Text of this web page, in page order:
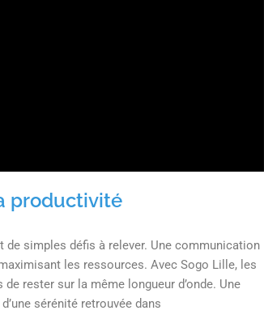
productivité
simples défis à relever. Une communication
les ressources. Avec Sogo Lille, les
rester sur la même longueur d’onde. Une
sérénité retrouvée dans